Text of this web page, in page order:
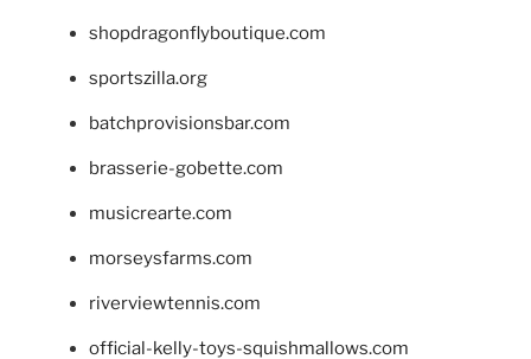
shopdragonflyboutique.com
sportszilla.org
batchprovisionsbar.com
brasserie-gobette.com
musicrearte.com
morseysfarms.com
riverviewtennis.com
official-kelly-toys-squishmallows.com